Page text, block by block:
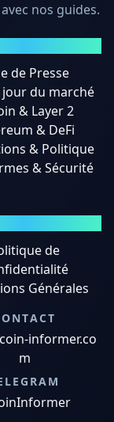
nos guides.
de Presse
jour du marché
& Layer 2
& DeFi
& Politique
& Sécurité
de
Générales
informer.co
m